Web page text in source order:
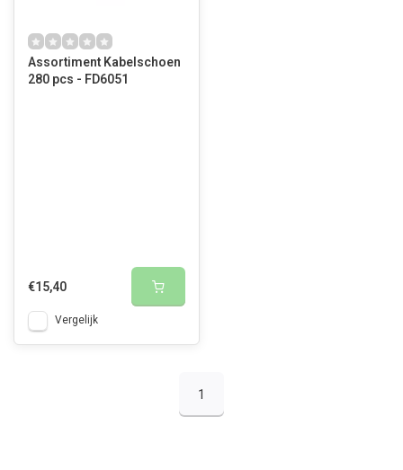
Assortiment Kabelschoen
280 pcs - FD6051
€15,40
Vergelijk
1